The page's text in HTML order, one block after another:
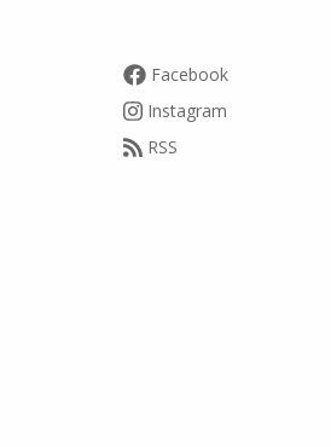
Facebook
Instagram
RSS